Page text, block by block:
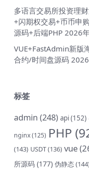
多语言交易所投资理
+闪期权交易+币币申
源码+后端PHP 2026
VUE+FastAdmin新版
合约/时间盘源码
标签
admin (248) api(152)
nginx(125) PHP
(143) USDT(136) vue
所源码 (177) 伪静态